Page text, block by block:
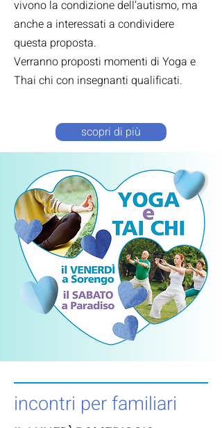
vivono la condizione dell’autismo, ma
anche a interessati a condividere
questa proposta.
Verranno proposti momenti di Yoga e
Thai chi con insegnanti qualificati.
scopri di più
incontri per familiari